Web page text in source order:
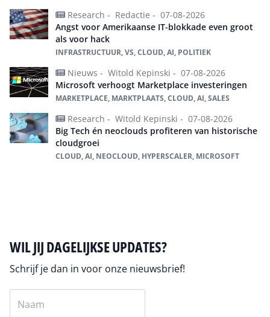
Research - Redactie - 07-08-2026
Angst voor Amerikaanse IT-blokkade even groot
als voor hack
INFRASTRUCTUUR, VS, CLOUD, AI, POLITIEK
Nieuws - Witold Kepinski - 07-08-2026
Microsoft verhoogt Marketplace investeringen
MARKETPLACE, MARKTPLAATS, CLOUD, AI, SALES
Research - Witold Kepinski - 07-08-2026
Big Tech én neoclouds profiteren van historische
cloudgroei
CLOUD, AI, NEOCLOUD, HYPERSCALER, MICROSOFT
WIL JIJ DAGELIJKSE UPDATES?
Schrijf je dan in voor onze nieuwsbrief!